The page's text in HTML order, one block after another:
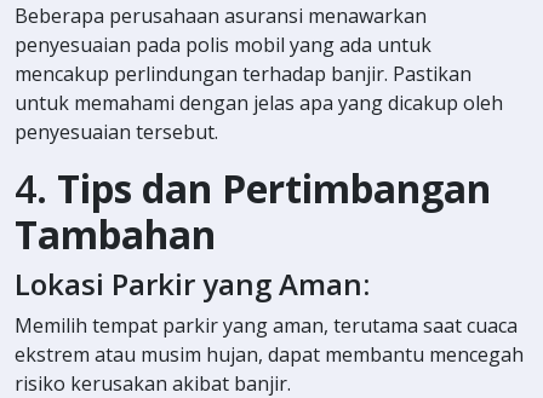
Beberapa perusahaan asuransi menawarkan
penyesuaian pada polis mobil yang ada untuk
mencakup perlindungan terhadap banjir. Pastikan
untuk memahami dengan jelas apa yang dicakup oleh
penyesuaian tersebut.
4. Tips dan Pertimbangan
Tambahan
Lokasi Parkir yang Aman:
Memilih tempat parkir yang aman, terutama saat cuaca
ekstrem atau musim hujan, dapat membantu mencegah
risiko kerusakan akibat banjir.